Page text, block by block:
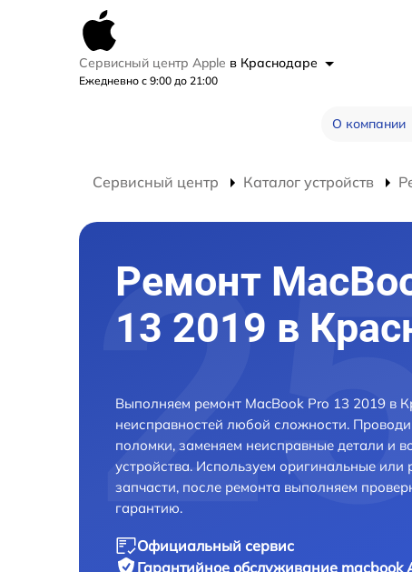
Сервисный центр Apple в Краснодаре
Ежедневно с 9:00 до 21:00
О компании
Сервисный центр Каталог устройств
Ремонт
13 2019 в
Выполняем ремонт MacBook Pro 13 2019 в
неисправностей любой сложности.
поломки, заменяем неисправные детали и
устройства. Используем оригинальные
запчасти, после ремонта выполняем
гарантию.
Официальный сервис
Гарантийное обслуживание macbook